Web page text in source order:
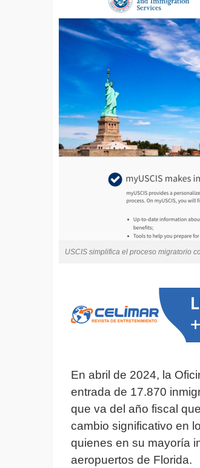
USCIS simplifica el proceso migratorio
En abril de 2024, la
entrada de 17.870
que va del año fiscal
cambio significativo en
quienes en su mayoría
aeropuertos de Florida.